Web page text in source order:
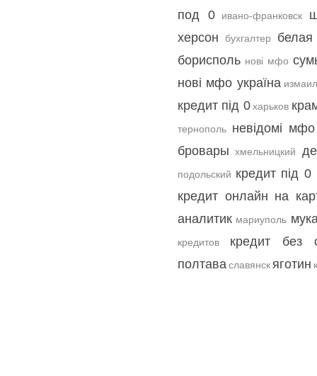
под 0 ивано-франковск
херсон
бухгалтер
борисполь нові мфо
нові мфо україна
кредит під 0 харьков
тернополь невідомі мфо
бровары хмельницкий
подольский кредит під 0
кредит онлайн на
аналитик мариуполь
кредитов
кредит без
полтаваславянскяготин